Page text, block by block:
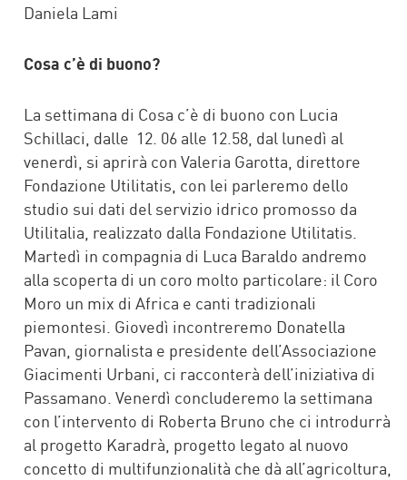
Daniela Lami
Cosa c’è di buono?
La settimana di Cosa c’è di buono con Lucia
Schillaci, dalle 12. 06 alle 12.58, dal lunedì al
venerdì, si aprirà con Valeria Garotta, direttore
Fondazione Utilitatis, con lei parleremo dello
studio sui dati del servizio idrico promosso da
Utilitalia, realizzato dalla Fondazione Utilitatis.
Martedì in compagnia di Luca Baraldo andremo
alla scoperta di un coro molto particolare: il Coro
Moro un mix di Africa e canti tradizionali
piemontesi. Giovedì incontreremo Donatella
Pavan, giornalista e presidente dell’Associazione
Giacimenti Urbani, ci racconterà dell’iniziativa di
Passamano. Venerdì concluderemo la settimana
con l’intervento di Roberta Bruno che ci introdurrà
al progetto Karadrà, progetto legato al nuovo
concetto di multifunzionalità che dà all’agricoltura,